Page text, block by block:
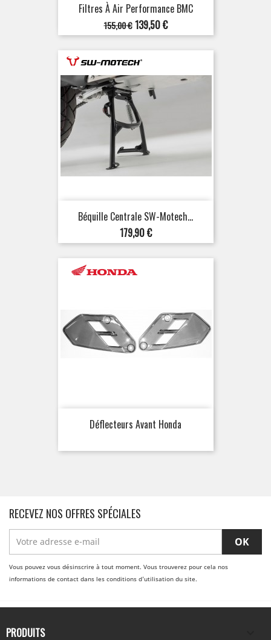
Filtres À Air Performance BMC
Prix
de
base
155,00 € Prix
139,50 €
Béquille Centrale SW-Motech...
Prix
179,90 €
Déflecteurs Avant Honda
RECEVEZ NOS OFFRES SPÉCIALES
Vous pouvez vous désinscrire à tout moment. Vous trouverez pour cela nos
informations de contact dans les conditions d'utilisation du site.
PRODUITS